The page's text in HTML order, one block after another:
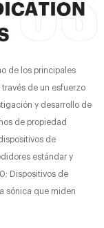
de los principales
de un esfuerzo
y desarrollo de
de propiedad
de
estándar y
Dispositivos de
sónica que miden